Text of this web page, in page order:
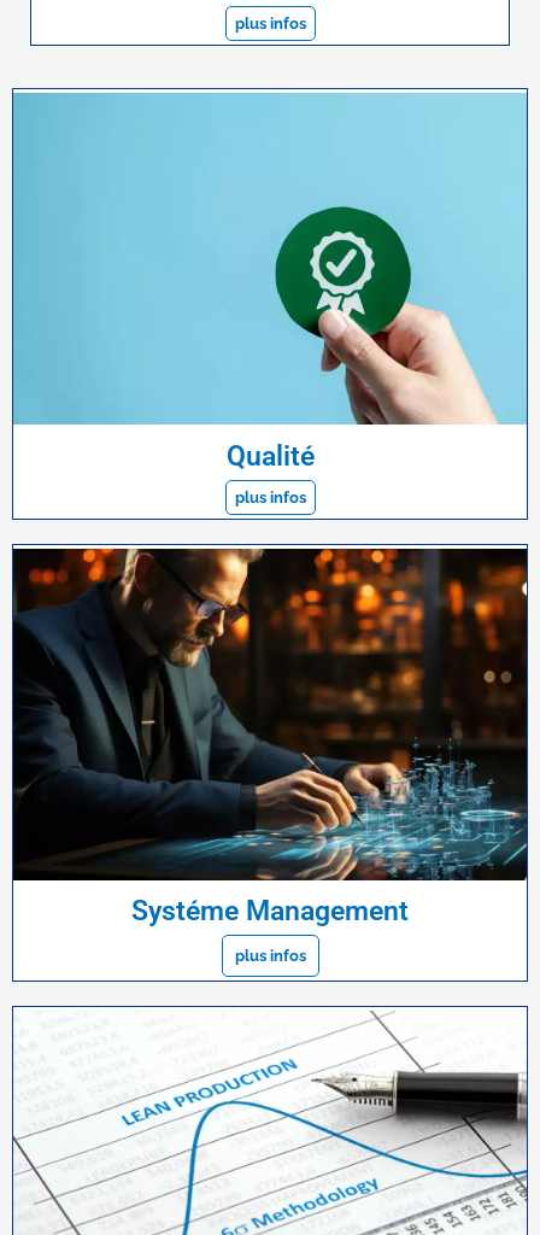
plus infos
Qualité
plus infos
Systéme Management
plus infos